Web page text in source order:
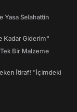
Yasa Selahattin
Kadar Giderim"
Bir Malzeme
İtiraf! "İçimdeki